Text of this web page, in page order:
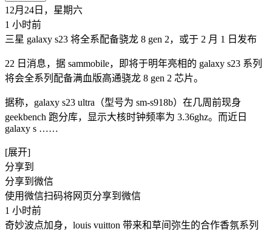
12月24日，星期六
1 小时前
三星 galaxy s23 将全系配备骁龙 8 gen 2，或于 2 月 1 日发布
22 日消息，据 sammobile，即将于明年亮相的 galaxy s23 系列
将会全系列配备满血版高通骁龙 8 gen 2 芯片。
据称，galaxy s23 ultra（型号为 sm-s918b）在几周前现身
geekbench 跑分库，显示大核时钟频率为 3.36ghz。而近日
galaxy s ​……
[展开]
分享到
分享到微信
使用微信扫码将网页分享到微信
1 小时前
奇妙波点加身，louis vuitton 带来和草间弥生的合作香氛系列